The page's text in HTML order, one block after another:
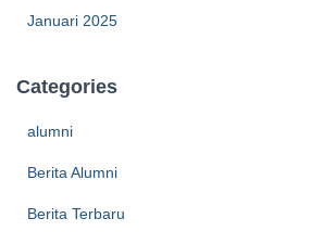
Januari 2025
Categories
alumni
Berita Alumni
Berita Terbaru